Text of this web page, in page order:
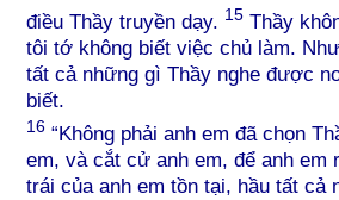
điều Thầy truyền dạy. 15Thầy
tôi tớ không biết việc chủ làm.
tất cả những gì Thầy nghe được
biết.
16“Không phải anh em đã chọn
em, và cắt cử anh em, để anh
trái của anh em tồn tại, hầu tất cả